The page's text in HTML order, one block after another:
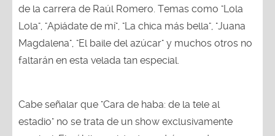
de la carrera de Raúl Romero. Temas como "Lola
Lola", "Apiádate de mí", "La chica más bella", "Juana
Magdalena", "El baile del azúcar" y muchos otros no
faltarán en esta velada tan especial.
Cabe señalar que "Cara de haba: de la tele al
estadio" no se trata de un show exclusivamente